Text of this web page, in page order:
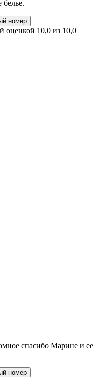
номер
оценкой 10,0 из 10,0
спасибо Марине и ее
номер